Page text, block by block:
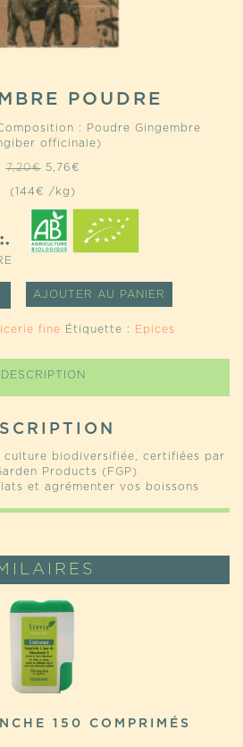
POUDRE
: Poudre Gingembre
officinale)
7,20€ Le
initial
était :
7,20€.
5,76€
est :
5,76€.
(144€ /kg)
AJOUTER AU PANIER
fine Étiquette : Epices
DESCRIPTION
culture biodiversifiée, certifiées par
Products (FGP)
et agrémenter vos boissons
150 COMPRIMÉS